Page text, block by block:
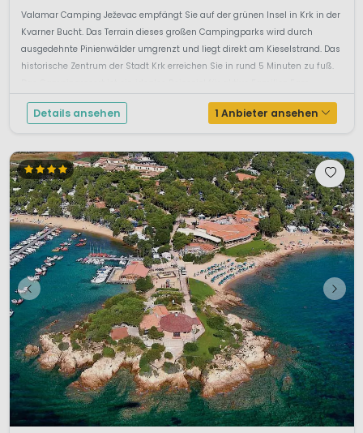
Valamar Camping Ježevac empfängt Sie auf der grünen Insel in Krk in der
Kvarner Bucht. Das Terrain dieses großen Campingparks wird durch
ausgedehnte Pinienwälder umgrenzt und liegt direkt am Kieselstrand. Das
historische Zentrum der Stadt Krk erreichen Sie in rund 5 Minuten zu fuß.
Details ansehen 1 Anbieter ansehen